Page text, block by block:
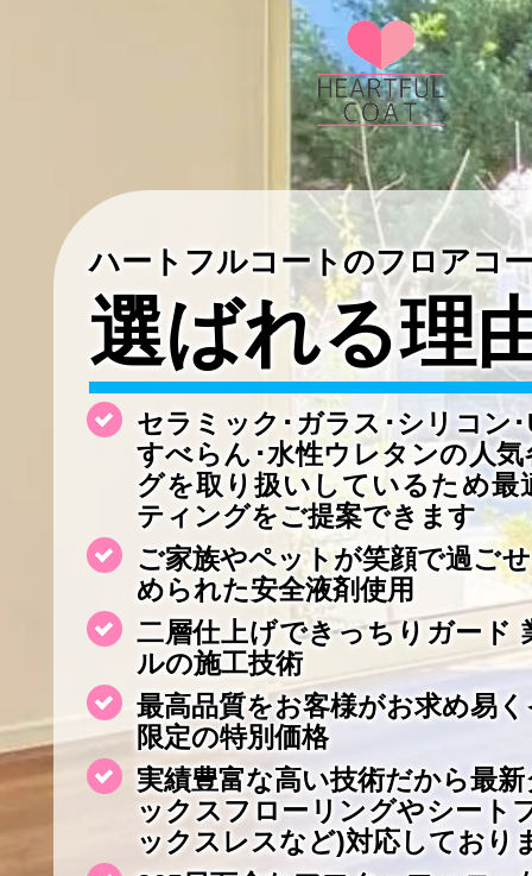
ハートフルコートのフロアコ
選ばれる理
セラミック･ガラス･シリコン
すべらん･水性ウレタンの人
グを取り扱いしているため最
ティングをご提案できます
ご家族やペットが笑顔で過ご
められた安全液剤使用
二層仕上げできっちりガード
ルの施工技術
最高品質をお客様がお求め易
限定の特別価格
実績豊富な高い技術だから最
ックスフローリングやシート
ックスレスなど)対応しており